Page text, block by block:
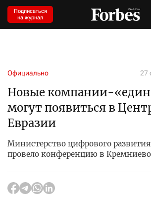
Подписаться
на журнал
Официально 27
Новые компании-
могут появиться в
Евразии
Министерство цифрового развития
провело конференцию в